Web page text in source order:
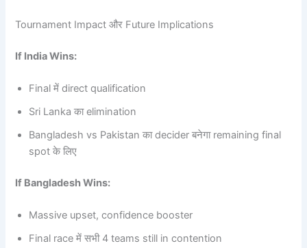
Tournament Impact और Future Implications
If India Wins:
Final में direct qualification
Sri Lanka का elimination
Bangladesh vs Pakistan का decider बनेगा remaining final
spot के लिए
If Bangladesh Wins:
Massive upset, confidence booster
Final race में सभी 4 teams still in contention